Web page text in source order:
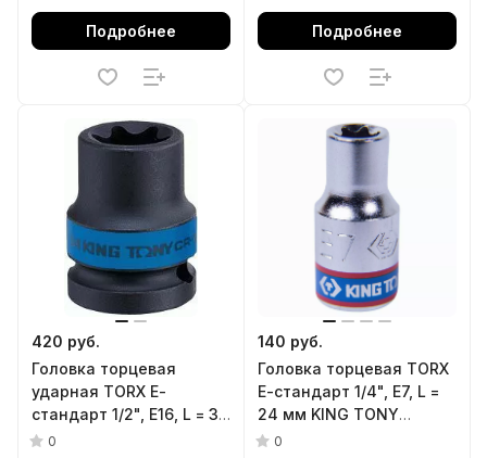
Подробнее Подробнее
420 руб.
Головка торцевая
ударная TORX Е-
стандарт 1/2", E16, L = 38
мм KING TONY 457516M
0
140 руб.
Головка торцевая TORX
Е-стандарт 1/4", E7, L =
24 мм KING TONY
237507M
0